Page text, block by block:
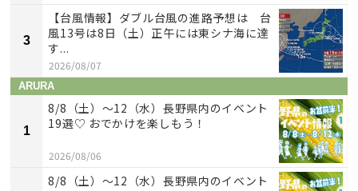
3
【台風情報】ダブル台風の進路予想は 台
風13号は8日（土）正午には東シナ海に達
す...
2026/08/07
ARURA
1
8/8（土）〜12（水）長野県内のイベント
19選♡ おでかけを楽しもう！
2026/08/06
8/8（土）〜12（水）長野県内のイベント